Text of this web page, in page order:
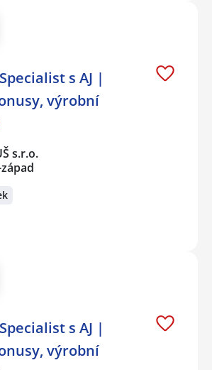
s AJ |
výrobní
s.r.o.
s AJ |
výrobní